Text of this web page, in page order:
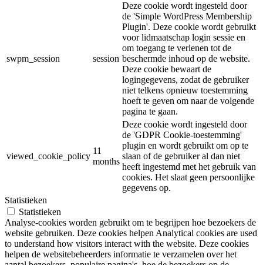
swpm_session session
Deze cookie wordt ingesteld door
de 'Simple WordPress Membership
Plugin'. Deze cookie wordt gebruikt
voor lidmaatschap login sessie en
om toegang te verlenen tot de
beschermde inhoud op de website.
Deze cookie bewaart de
logingegevens, zodat de gebruiker
niet telkens opnieuw toestemming
hoeft te geven om naar de volgende
pagina te gaan.
viewed_cookie_policy
11
months
Deze cookie wordt ingesteld door
de 'GDPR Cookie-toestemming'
plugin en wordt gebruikt om op te
slaan of de gebruiker al dan niet
heeft ingestemd met het gebruik van
cookies. Het slaat geen persoonlijke
gegevens op.
Statistieken
Statistieken
Analyse-cookies worden gebruikt om te begrijpen hoe bezoekers de
website gebruiken. Deze cookies helpen Analytical cookies are used
to understand how visitors interact with the website. Deze cookies
helpen de websitebeheerders informatie te verzamelen over het